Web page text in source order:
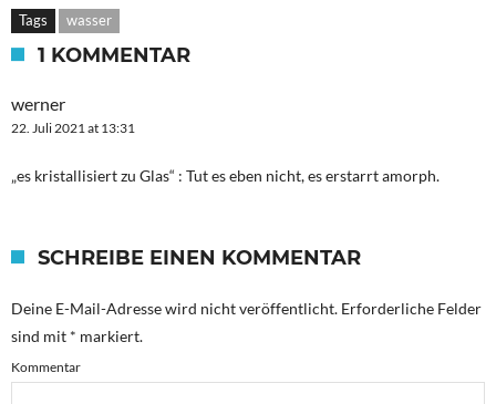
Tags wasser
1 KOMMENTAR
werner
22. Juli 2021 at 13:31
„es kristallisiert zu Glas“ : Tut es eben nicht, es erstarrt amorph.
SCHREIBE EINEN KOMMENTAR
Deine E-Mail-Adresse wird nicht veröffentlicht. Erforderliche Felder
sind mit * markiert.
Kommentar